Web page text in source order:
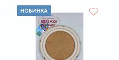
НОВИНКА